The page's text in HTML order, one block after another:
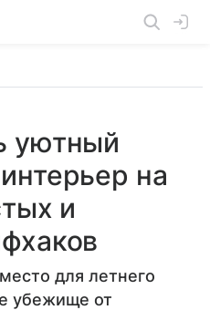
уютный
на
и
для летнего
убежище от